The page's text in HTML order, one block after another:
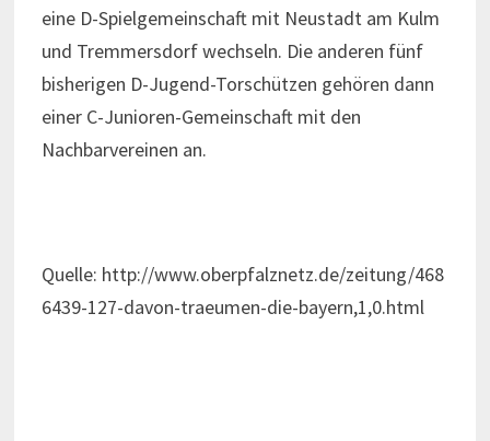
eine D-Spielgemeinschaft mit Neustadt am Kulm
und Tremmersdorf wechseln. Die anderen fünf
bisherigen D-Jugend-Torschützen gehören dann
einer C-Junioren-Gemeinschaft mit den
Nachbarvereinen an.
Quelle: http://www.oberpfalznetz.de/zeitung/468
6439-127-davon-traeumen-die-bayern,1,0.html